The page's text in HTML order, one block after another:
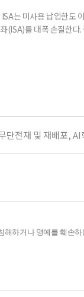
ISA는 미사용 납입한도
(ISA)를 대폭 손질한다
전재 및 재배포, AI